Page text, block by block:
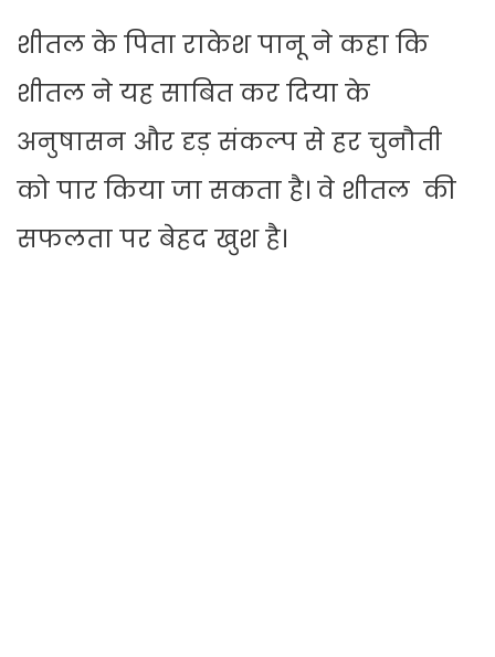
शीतल के पिता राकेश पानू ने कहा कि
शीतल ने यह साबित कर दिया के
अनुषासन और दृड़ संकल्प से हर चुनौती
को पार किया जा सकता है। वे शीतल की
सफलता पर बेहद खुश है।